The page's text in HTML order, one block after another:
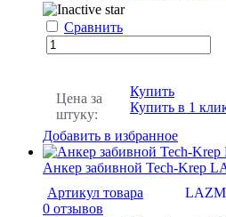
Сравнить
Цена за
штуку:
Купить
Купить в 1
Добавить в избранное
Анкер забивной Tech-Krep
Артикул товара
0 отзывов